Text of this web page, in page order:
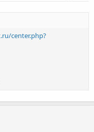
center.php?